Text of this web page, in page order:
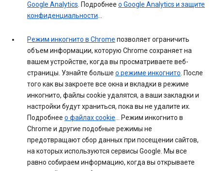
Google Analytics. Подробнее о Google Analytics и защите
конфиденциальности…
Режим инкогнито в Chrome позволяет ограничить
объем информации, которую Chrome сохраняет на
вашем устройстве, когда вы просматриваете веб-
страницы. Узнайте больше о режиме инкогнито. После
того как вы закроете все окна и вкладки в режиме
инкогнито, файлы cookie удалятся, а ваши закладки и
настройки будут храниться, пока вы не удалите их.
Подробнее о файлах cookie… Режим инкогнито в
Chrome и другие подобные режимы не
предотвращают сбор данных при посещении сайтов,
на которых используются сервисы Google. Мы все
равно собираем информацию, когда вы открываете